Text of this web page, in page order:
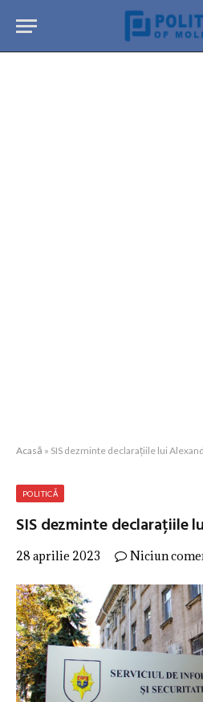
Acasă » SIS dezminte declarațiile lui
POLITICĂ
SIS dezminte declarațiile
28 aprilie 2023 Niciun